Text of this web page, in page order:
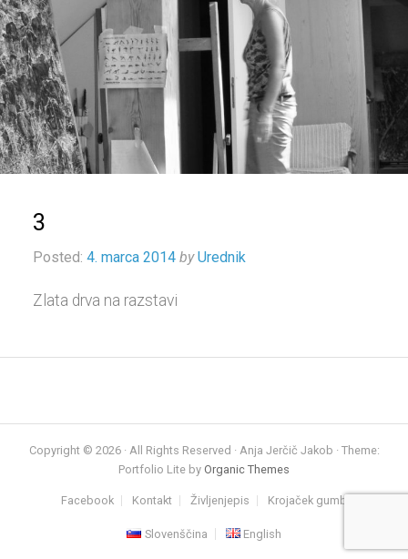
3
Posted: 4. marca 2014 by Urednik
Zlata drva na razstavi
Copyright © 2026 · All Rights Reserved · Anja Jerčič Jakob · Theme:
Portfolio Lite by Organic Themes
Facebook Kontakt Življenjepis Krojaček gumb
Slovenščina English